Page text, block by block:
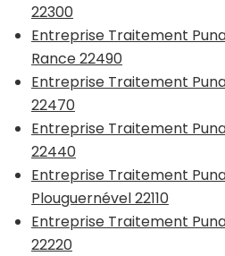
22300
Entreprise Traitement
Rance 22490
Entreprise Traitement
22470
Entreprise Traitement
22440
Entreprise Traitement
Plouguernével 22110
Entreprise Traitement
22220